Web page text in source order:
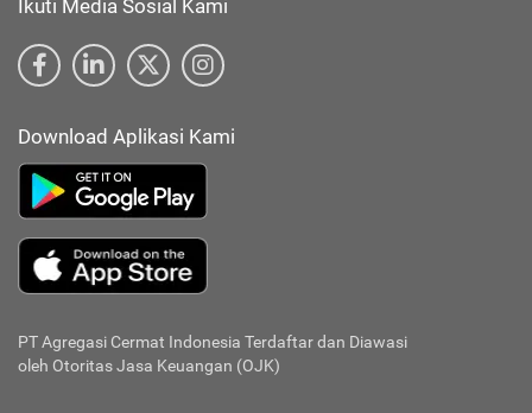
Ikuti Media Sosial Kami
Download Aplikasi Kami
PT Agregasi Cermat Indonesia Terdaftar dan Diawasi
oleh Otoritas Jasa Keuangan (OJK)